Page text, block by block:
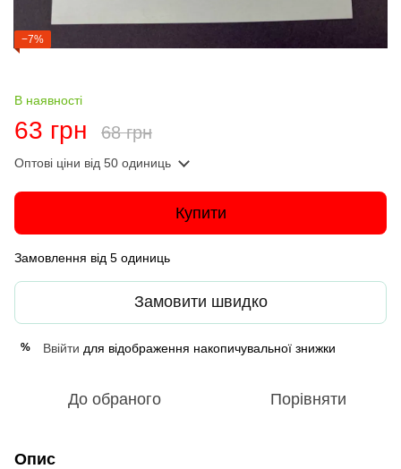
−7%
В наявності
63 грн 68 грн
Оптові ціни від 50 одиниць
Купити
Замовлення від 5 одиниць
Замовити швидко
% Ввійти для відображення накопичувальної знижки
До обраного Порівняти
Опис